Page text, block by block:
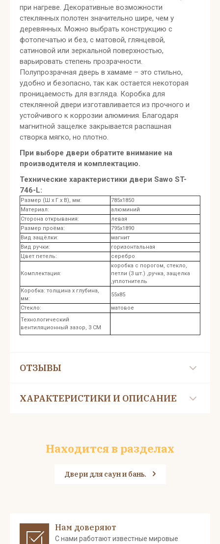
при нагреве. Декоративные возможности
стеклянных полотен значительно шире, чем у
деревянных. Можно выбрать конструкцию с
фотопечатью и без, с матовой, глянцевой,
сатиновой или зеркальной поверхностью,
варьировать степень прозрачности.
Полупрозрачная дверь в хамаме – это стильно,
удобно и безопасно, так как остается некоторая
проницаемость для взгляда. Коробка для
стеклянной двери изготавливается из прочного и
устойчивого к коррозии алюминия. Благодаря
магнитной защелке закрывается распашная
створка мягко, но плотно.
При выборе двери обратите внимание на
производителя и комплектацию.
Технические характеристики двери Sawo ST-
746-L:
Размер (Ш x Г x В), мм:
785x1850
Материал:
алюминий
Сторона открывания:
левая
Размер проёма:
795x1890
Вид защёлки:
магнит
Вид ручки:
горизонтальная
Цвет петель:
серебро
Комплектация:
коробка с порогом, стекло,
петли (3 шт.) ,ручка, защелка
,уплотнитель
Коробка: толщина x глубина,
мм:
55x85
Стекло:
матовое
Технологический
вентиляционный зазор, 3 СМ
ОТЗЫВЫ
ХАРАКТЕРИСТИКИ И ОПИСАНИЕ
Находится в разделах
Двери для саун и бань.
Нам доверяют
С нами работают известные мировые